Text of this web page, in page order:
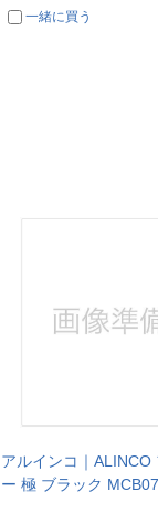
一緒に買う
アルインコ｜ALINCO
ー 極 ブラック